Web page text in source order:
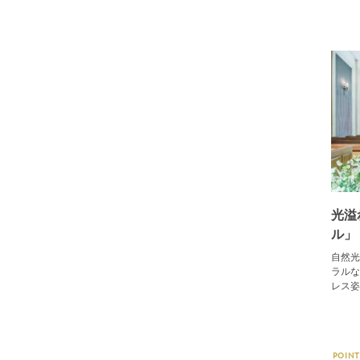
光溢
ル」
自然
ラル
レス
POINT